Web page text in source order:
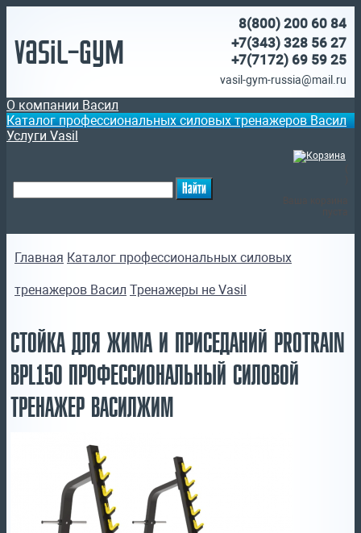
Vasil-Gym
8(800) 200 60 84
+7(343) 328 56 27
+7(7172) 69 59 25
vasil-gym-russia@mail.ru
О компании Васил
Каталог профессиональных силовых тренажеров Васил
Услуги Vasil
Главная Каталог профессиональных силовых
тренажеров Васил Тренажеры не Vasil
СТОЙКА ДЛЯ ЖИМА И ПРИСЕДАНИЙ PROTRAIN
BPL150 ПРОФЕССИОНАЛЬНЫЙ СИЛОВОЙ
ТРЕНАЖЕР ВАСИЛЖИМ